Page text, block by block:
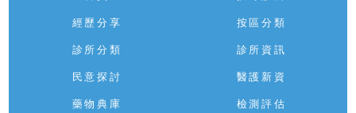
經歷分享 按區分類
診所分類 診所資訊
民意探討 醫護新資
藥物典庫 檢測評估